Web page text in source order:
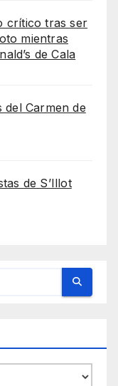
crítico tras ser
mientras
de Cala
del Carmen de
de S’Illot